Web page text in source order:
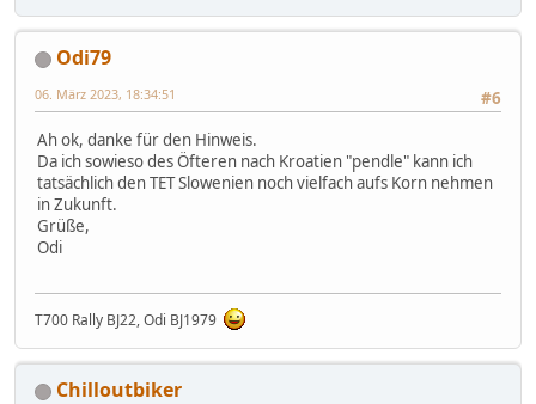
Odi79
#6
06. März 2023, 18:34:51
Ah ok, danke für den Hinweis.
Da ich sowieso des Öfteren nach Kroatien "pendle" kann ich
tatsächlich den TET Slowenien noch vielfach aufs Korn nehmen
in Zukunft.
Grüße,
Odi
T700 Rally BJ22, Odi BJ1979
Chilloutbiker